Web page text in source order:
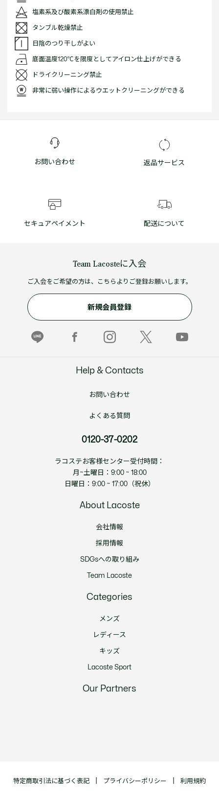
塩素系及び酸素系漂白剤の使用禁止
タンブル乾燥禁止
日陰のつり干しがよい
底面温度120℃を限度としてアイロン仕上げができる
ドライクリーニング禁止
非常に弱い操作によるウエットクリーニングができる
お問い合わせ 返品サービス
セキュアペイメント 配送について
Team Lacosteに入会
ご入会をご希望の方は、こちらよりご登録お願いします。
新規会員登録
Help & Contacts
お問い合わせ
よくある質問
0120-37-0202
ラコステお客様センター受付時間：
月~土曜日：9:00 ~ 18:00
日曜日：9:00 ~ 17:00（祝休）
About Lacoste
会社情報
採用情報
SDGsへの取り組み
Team Lacoste
Categories
メンズ
レディース
キッズ
Lacoste Sport
Our Partners
特定商取引法に基づく表記 プライバシーポリシー 利用規約